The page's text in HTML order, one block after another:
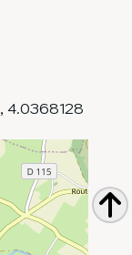
, 4.0368128